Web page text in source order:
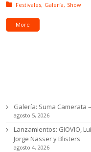
Posted in:
Festivales Galería Show
More
Galería: Suma Camerata
agosto 5, 2026
Lanzamientos: GIOVIO,
Jorge Nasser y Blisters
agosto 4, 2026